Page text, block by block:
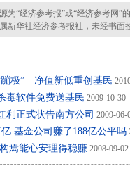
“经济参考报”或“经济参考网”
新华社经济参考报社，未经书面
蹦极” 净值新低重创基民
毒软件免费送基民 2009-10-30
利正式状告南方公司 2009-06-
基金公司赚了188亿公平吗
焉能心安理得稳赚 2008-09-02